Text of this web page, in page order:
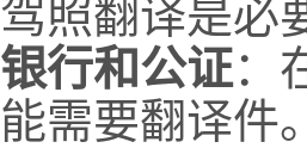
驾照翻译是必
银行和公证：
能需要翻译件。